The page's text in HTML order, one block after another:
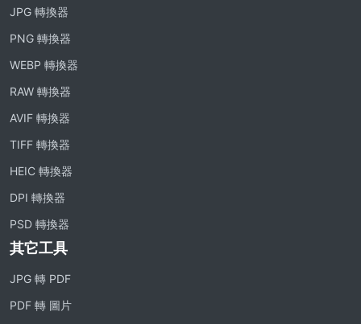
JPG 轉換器
PNG 轉換器
WEBP 轉換器
RAW 轉換器
AVIF 轉換器
TIFF 轉換器
HEIC 轉換器
DPI 轉換器
PSD 轉換器
其它工具
JPG 轉 PDF
PDF 轉 圖片